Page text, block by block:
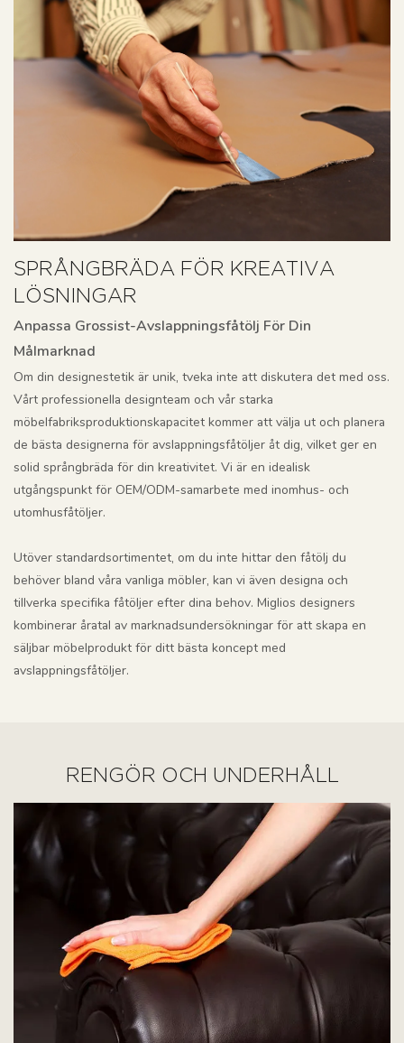
SPRÅNGBRÄDA FÖR KREATIVA
LÖSNINGAR
Anpassa Grossist-Avslappningsfåtölj För Din
Målmarknad
Om din designestetik är unik, tveka inte att diskutera det med oss.
Vårt professionella designteam och vår starka
möbelfabriksproduktionskapacitet kommer att välja ut och planera
de bästa designerna för avslappningsfåtöljer åt dig, vilket ger en
solid språngbräda för din kreativitet. Vi är en idealisk
utgångspunkt för OEM/ODM-samarbete med inomhus- och
utomhusfåtöljer.
Utöver standardsortimentet, om du inte hittar den fåtölj du
behöver bland våra vanliga möbler, kan vi även designa och
tillverka specifika fåtöljer efter dina behov. Miglios designers
kombinerar åratal av marknadsundersökningar för att skapa en
säljbar möbelprodukt för ditt bästa koncept med
avslappningsfåtöljer.
RENGÖR OCH UNDERHÅLL